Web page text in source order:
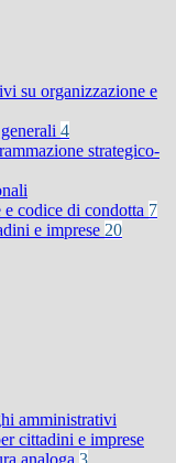
su organizzazione e
4
strategico-
codice di condotta 7
e imprese 20
amministrativi
cittadini e imprese